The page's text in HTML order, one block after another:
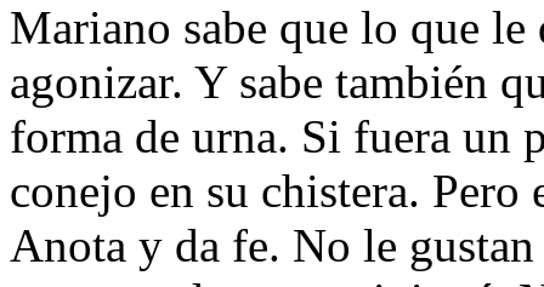
Mariano sabe que lo que le
agonizar. Y sabe también
forma de urna. Si fuera un
conejo en su chistera.
Anota y da fe. No le